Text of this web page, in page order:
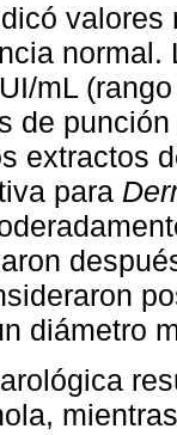
mL
de
extractos
para
diámetro